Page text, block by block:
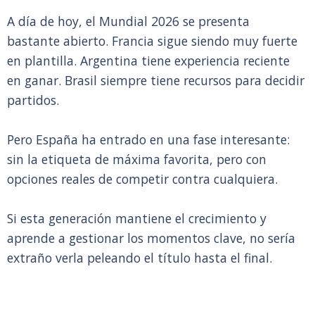
A día de hoy, el Mundial 2026 se presenta
bastante abierto. Francia sigue siendo muy fuerte
en plantilla. Argentina tiene experiencia reciente
en ganar. Brasil siempre tiene recursos para decidir
partidos.
Pero España ha entrado en una fase interesante:
sin la etiqueta de máxima favorita, pero con
opciones reales de competir contra cualquiera.
Si esta generación mantiene el crecimiento y
aprende a gestionar los momentos clave, no sería
extraño verla peleando el título hasta el final.